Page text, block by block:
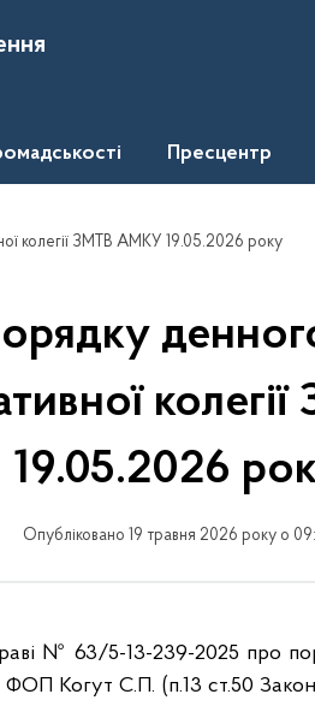
Пресцентр
колегії ЗМТВ АМКУ 19.05.2026 року
19.05.2026
Опубліковано 19 травня 2026 року о
№ 63/5-13-239-2025 про
ФОП Когут С.П. (п.13 ст.50